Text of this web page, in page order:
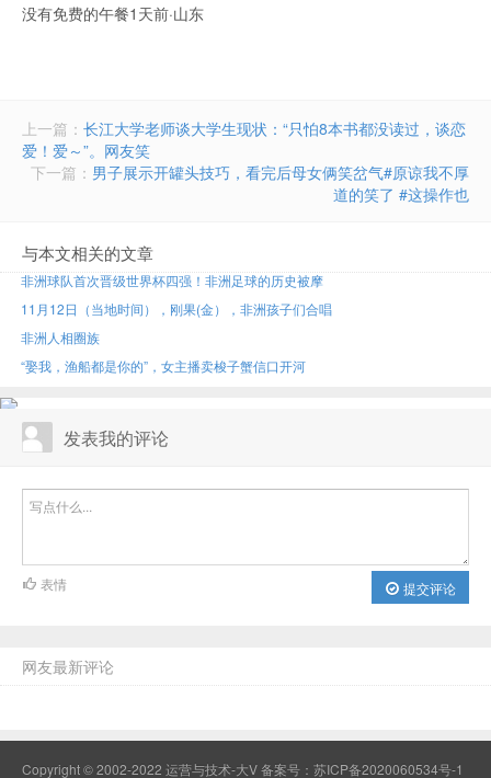
没有免费的午餐1天前·山东
上一篇： 长江大学老师谈大学生现状：“只怕8本书都没读过，谈恋
爱！爱～”。网友笑
下一篇： 男子展示开罐头技巧，看完后母女俩笑岔气#原谅我不厚
道的笑了 #这操作也
与本文相关的文章
非洲球队首次晋级世界杯四强！非洲足球的历史被摩
11月12日（当地时间），刚果(金），非洲孩子们合唱
非洲人相圈族
“娶我，渔船都是你的”，女主播卖梭子蟹信口开河
发表我的评论
提交评论
表情
网友最新评论
Copyright © 2002-2022 运营与技术-大V 备案号： 苏ICP备2020060534号-1